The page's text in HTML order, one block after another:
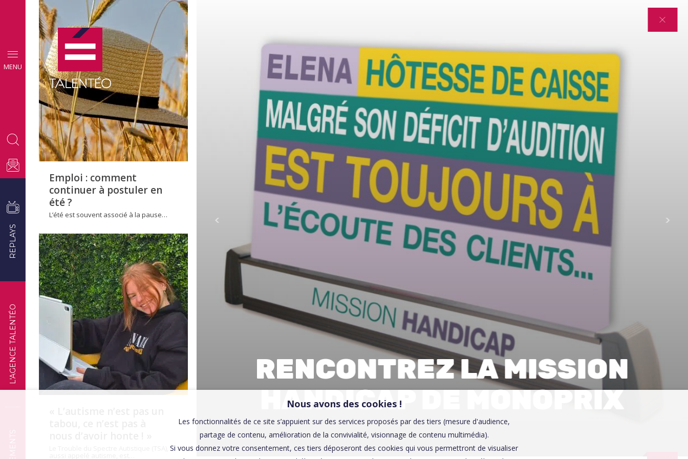
MENU
L'AGENCE TALENTÉO
REPLAYS
CONSEILS
EMPLOI
Emploi : comment
continuer à postuler en
été ?
L’été est souvent associé à la pause…
TÉMOIGNAGES
RENCONTREZ LA MISSION
HANDICAP DE MONOPRIX
Affaires sensibles
00:00
Nous avons des cookies !
Les fonctionnalités de ce site s’appuient sur des services proposés par des tiers (mesure d'audience,
partage de contenu, amélioration de la convivialité, visionnage de contenu multimédia).
Si vous donnez votre consentement, ces tiers déposeront des cookies qui vous permettront de visualiser